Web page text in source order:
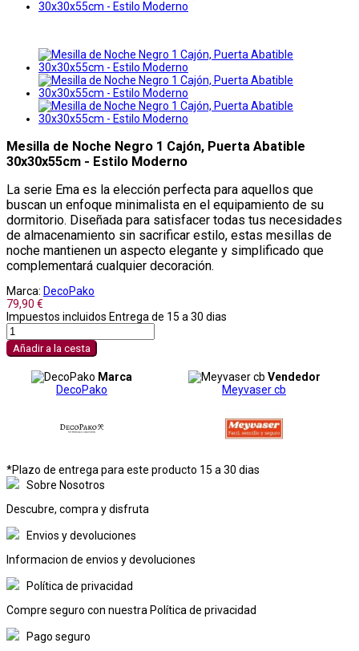
Mesilla de Noche Negro 1 Cajón, Puerta Abatible
30x30x55cm - Estilo Moderno
La serie Ema es la elección perfecta para aquellos que
buscan un enfoque minimalista en el equipamiento de su
dormitorio. Diseñada para satisfacer todas tus necesidades
de almacenamiento sin sacrificar estilo, estas mesillas de
noche mantienen un aspecto elegante y simplificado que
complementará cualquier decoración.
Marca: DecoPako
79,90 €
Impuestos incluidos Entrega de 15 a 30 dias
Añadir a la cesta
Marca
DecoPako
Vendedor
Meyvaser cb
*Plazo de entrega para este producto 15 a 30 dias
Sobre Nosotros
Descubre, compra y disfruta
Envios y devoluciones
Informacion de envios y devoluciones
Política de privacidad
Compre seguro con nuestra Política de privacidad
Pago seguro